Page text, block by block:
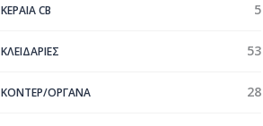
ΚΕΡΑΊΑ CB 5
ΚΛΕΙΔΑΡΙΕΣ 53
ΚΟΝΤΕΡ/ΟΡΓΑΝΑ 28